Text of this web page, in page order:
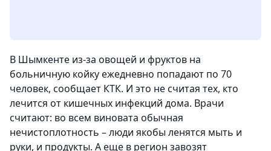
В Шымкенте из-за овощей и фруктов на
больничную койку ежедневно попадают по 70
человек, сообщает КТК. И это не считая тех, кто
лечится от кишечных инфекций дома. Врачи
считают: во всем виновата обычная
нечистоплотность – люди якобы ленятся мыть и
руки, и продукты. А еще в регион завозят